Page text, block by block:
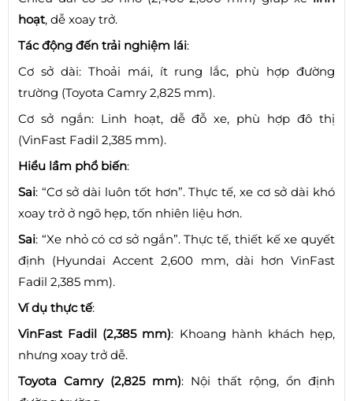
hoạt, dễ xoay trở.
Tác động đến trải nghiệm lái:
Cơ sở dài: Thoải mái, ít rung lắc, phù hợp đường
trường (Toyota Camry 2,825 mm).
Cơ sở ngắn: Linh hoạt, dễ đỗ xe, phù hợp đô thị
(VinFast Fadil 2,385 mm).
Hiểu lầm phổ biến:
Sai: “Cơ sở dài luôn tốt hơn”. Thực tế, xe cơ sở dài khó
xoay trở ở ngõ hẹp, tốn nhiên liệu hơn.
Sai: “Xe nhỏ có cơ sở ngắn”. Thực tế, thiết kế xe quyết
định (Hyundai Accent 2,600 mm, dài hơn VinFast
Fadil 2,385 mm).
Ví dụ thực tế:
VinFast Fadil (2,385 mm): Khoang hành khách hẹp,
nhưng xoay trở dễ.
Toyota Camry (2,825 mm): Nội thất rộng, ổn định